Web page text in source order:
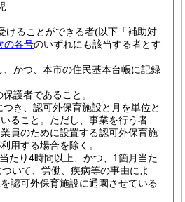
けることができる者(以下「補助対
の各号のいずれにも該当する者とす
、かつ、本市の住民基本台帳に記録
護者であること。
き、認可外保育施設と月を単位と
ること。 ただし、事業を行う者
員のために設置する認可外保育施
用する場合を除く。
たり4時間以上、かつ、1箇月当た
いて、労働、疾病等の事由によ
認可外保育施設に通園させている